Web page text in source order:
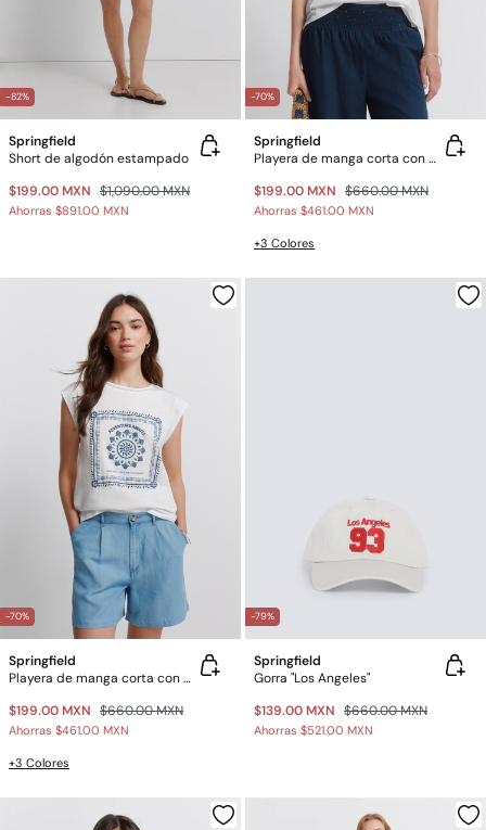
-82%
Springfield
Short de algodón estampado
$199.00 MXN $1,090.00 MXN
Ahorras $891.00 MXN
-70%
Springfield
Playera de manga corta con estampado
$199.00 MXN $660.00 MXN
Ahorras $461.00 MXN
+3 Colores
-70%
Springfield
Playera de manga corta con bolitas
$199.00 MXN $660.00 MXN
Ahorras $461.00 MXN
+3 Colores
-79%
Springfield
Gorra "Los Angeles"
$139.00 MXN $660.00 MXN
Ahorras $521.00 MXN